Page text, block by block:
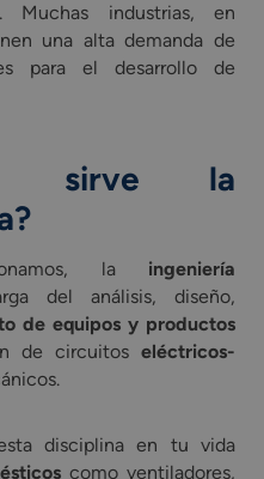
Muchas industrias, en
una alta demanda de
para el desarrollo de
sirve la
la ingeniería
del análisis, diseño,
de equipos y productos
de circuitos eléctricos-
disciplina en tu vida
como ventiladores,